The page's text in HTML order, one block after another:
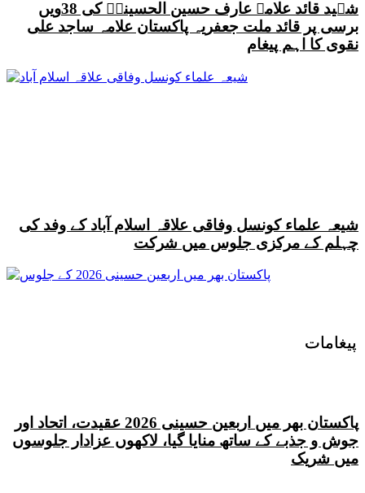
پیغامات
پیغامات
شہید قائد علامہ عارف حسین الحسینیؒ کی 38ویں
برسی پر قائد ملت جعفریہ پاکستان علامہ ساجد علی
نقوی کا اہم پیغام
شیعہ علماء کونسل وفاقی علاقہ اسلام آباد کے وفد کی
چہلم کے مرکزی جلوس میں شرکت
پاکستان بھر میں اربعین حسینی 2026 عقیدت، اتحاد اور
جوش و جذبے کے ساتھ منایا گیا، لاکھوں عزادار جلوسوں
میں شریک